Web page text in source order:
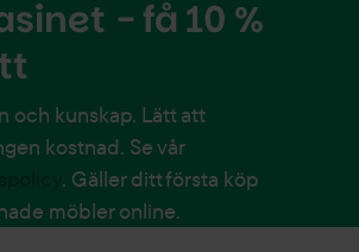
- få 10 %
och kunskap. Lätt att
kostnad. Se vår
. Gäller ditt första köp
möbler online.